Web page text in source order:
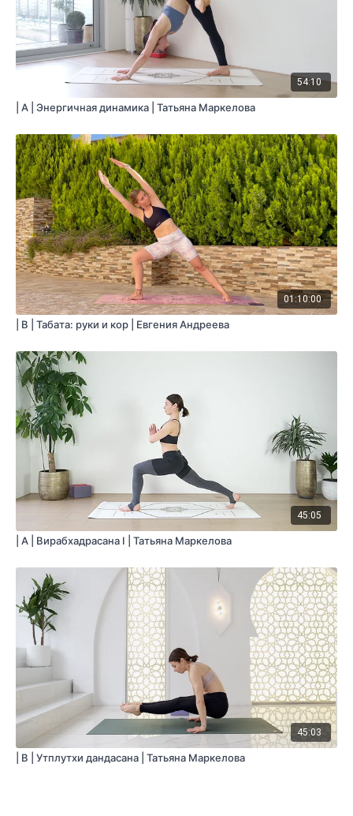
54:10
| A | Энергичная динамика | Татьяна Маркелова
01:10:00
| B | Табата: руки и кор | Евгения Андреева
45:05
| A | Вирабхадрасана I | Татьяна Маркелова
45:03
| B | Утплутхи дандасана | Татьяна Маркелова